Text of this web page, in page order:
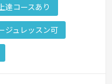
達コースあり
ジュレッスン可